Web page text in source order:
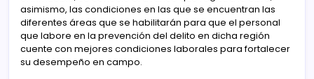
asimismo, las condiciones en las que se encuentran las
diferentes áreas que se habilitarán para que el personal
que labore en la prevención del delito en dicha región
cuente con mejores condiciones laborales para fortalecer
su desempeño en campo.